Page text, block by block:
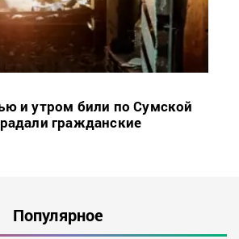
и утром били по Сумской
гражданские
Популярное